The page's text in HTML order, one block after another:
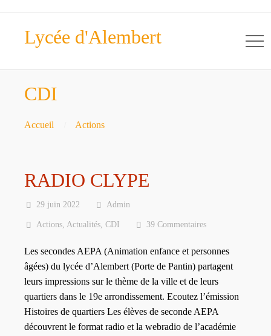
Lycée d'Alembert
CDI
Accueil Actions
RADIO CLYPE
29 juin 2022 Admin
Actions Actualités CDI 39 Commentaires
Les secondes AEPA (Animation enfance et personnes
âgées) du lycée d’Alembert (Porte de Pantin) partagent
leurs impressions sur le thème de la ville et de leurs
quartiers dans le 19e arrondissement. Ecoutez l’émission
Histoires de quartiers Les élèves de seconde AEPA
découvrent le format radio et la webradio de l’académie